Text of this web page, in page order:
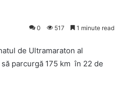
0 517 1 minute read
de Ultramaraton al
parcurgă 175 km în 22 de